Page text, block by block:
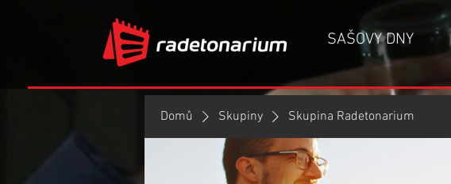
SAŠOVY DNY
Domů Skupiny Skupina Radetonarium